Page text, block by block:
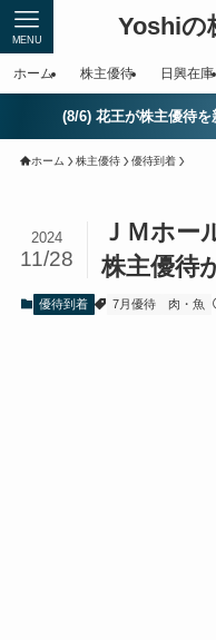
Yoshiの
MENU
ホーム 株主優待 日興在庫
(8/6) 花王が株主優待を
ホーム 株主優待 優待到着
ＪＭホー
株主優待
2024
11/28
優待到着 7月優待 肉・魚